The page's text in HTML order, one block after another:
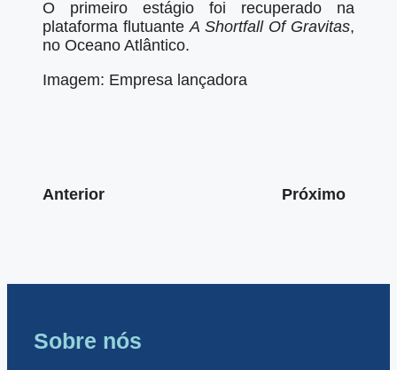
O primeiro estágio foi recuperado na
plataforma flutuanteA Shortfall Of Gravitas,
no Oceano Atlântico.
Imagem: Empresa lançadora
Anterior Próximo
Sobre nós